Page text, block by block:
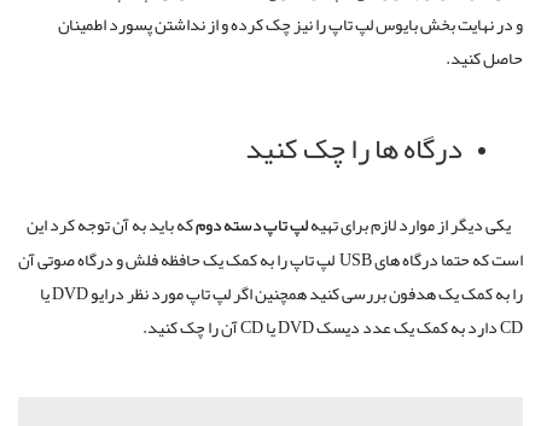
و در نهایت بخش بایوس لپ تاپ را نیز چک کرده و از نداشتن پسورد اطمینان
حاصل کنید.
درگاه ها را چک کنید
یکی دیگر از موارد لازم برای تهیهلپتاپدستهدومکه باید به آن توجه کرد این
است که حتما درگاه هایUSBلپ تاپ را به کمک یک حافظه فلش و درگاه صوتی آن
را به کمک یک هدفون بررسی کنید همچنین اگر لپ تاپ مورد نظر درایوDVDیا
CDدارد به کمک یک عدد دیسکDVDیاCDآن را چک کنید.